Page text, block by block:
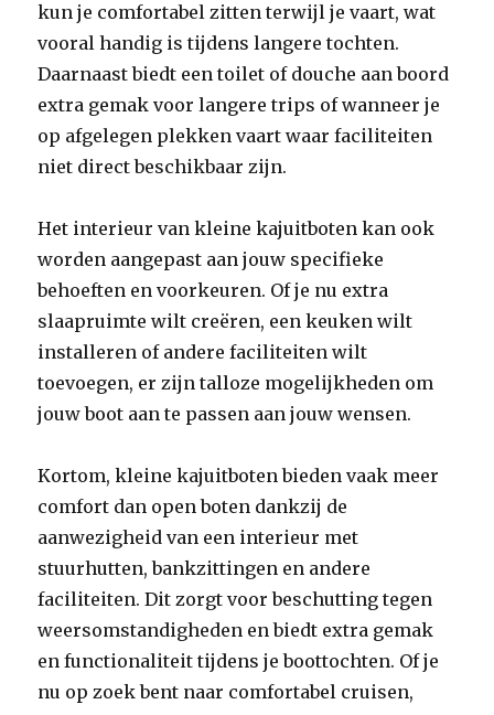
kun je comfortabel zitten terwijl je vaart, wat
vooral handig is tijdens langere tochten.
Daarnaast biedt een toilet of douche aan boord
extra gemak voor langere trips of wanneer je
op afgelegen plekken vaart waar faciliteiten
niet direct beschikbaar zijn.
Het interieur van kleine kajuitboten kan ook
worden aangepast aan jouw specifieke
behoeften en voorkeuren. Of je nu extra
slaapruimte wilt creëren, een keuken wilt
installeren of andere faciliteiten wilt
toevoegen, er zijn talloze mogelijkheden om
jouw boot aan te passen aan jouw wensen.
Kortom, kleine kajuitboten bieden vaak meer
comfort dan open boten dankzij de
aanwezigheid van een interieur met
stuurhutten, bankzittingen en andere
faciliteiten. Dit zorgt voor beschutting tegen
weersomstandigheden en biedt extra gemak
en functionaliteit tijdens je boottochten. Of je
nu op zoek bent naar comfortabel cruisen,